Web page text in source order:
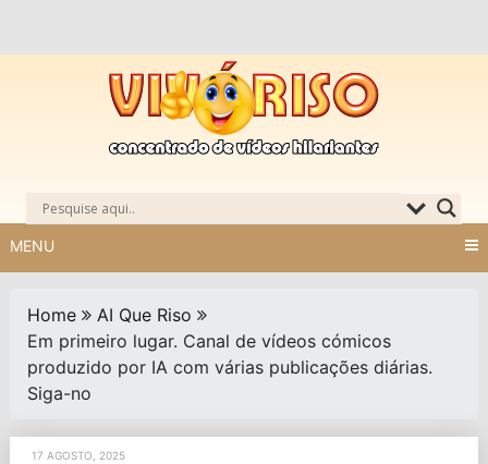
MENU
Home
AI Que Riso
Em primeiro lugar. Canal de vídeos cómicos
produzido por IA com várias publicações diárias.
Siga-no
17 AGOSTO, 2025